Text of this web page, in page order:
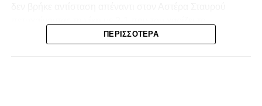
πρωτάθλημα και την πρόκριση στην επόμενη φάση!
ΠΕΡΙΣΣΌΤΕΡΑ